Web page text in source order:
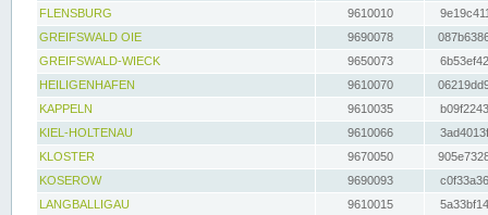
FLENSBURG
9610010
GREIFSWALD OIE
9690078
GREIFSWALD-WIECK
9650073
HEILIGENHAFEN
9610070
KAPPELN
9610035
KIEL-HOLTENAU
9610066
KLOSTER
9670050
KOSEROW
9690093
LANGBALLIGAU
9610015